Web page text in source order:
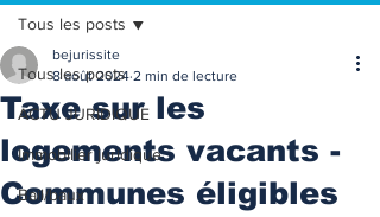
Tous les posts
ACTU JURIDIQUE
Immobilier juridique
Bail/baux
Tous les posts
Taxe sur les
logements vacants -
Communes éligibles
bejurissite
8 août 2024 2 min de lecture